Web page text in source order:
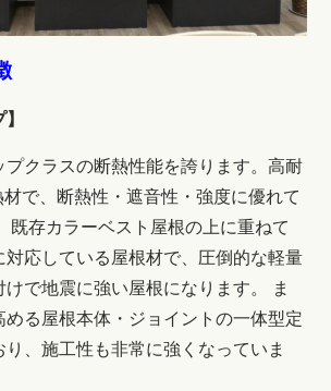
プクラスの断熱性能を誇ります。高耐
で、断熱性・遮音性・強度に優れて
既存カラーベスト屋根の上に重ねて
対応している屋根材で、圧倒的な軽量
で地震に強い屋根になります。 ま
める屋根本体・ジョイントの一体型定
り、施工性も非常に強くなっていま